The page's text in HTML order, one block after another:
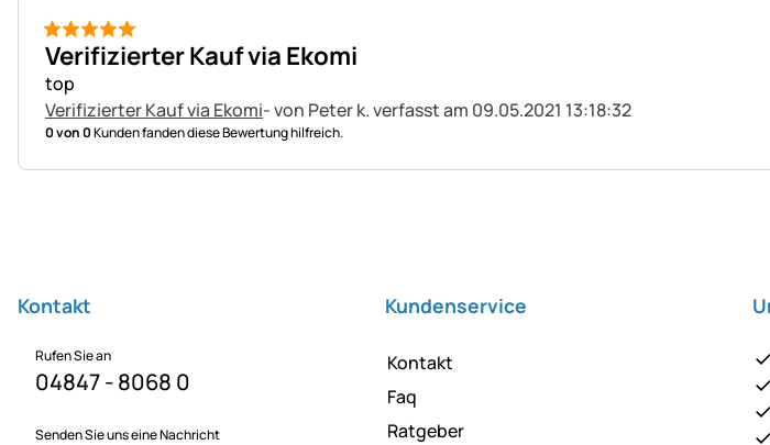
5 von 5
Verifizierter Kauf via Ekomi
top
Verifizierter Kauf via Ekomi- von Peter k.verfasst am 09.05.2021 13:18:32
0 von 0Kunden fanden diese Bewertung hilfreich.
Kontakt
Rufen Sie an
04847 - 8068 0
Senden Sie uns eine Nachricht
Kundenservice
Kontakt
Faq
Ratgeber